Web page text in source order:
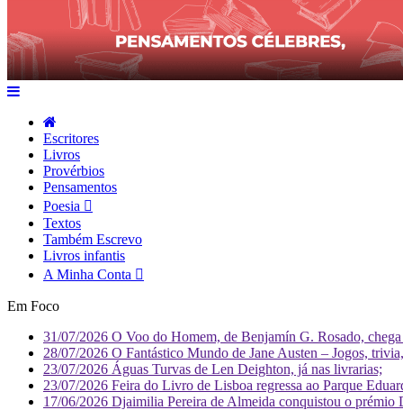
Escritores
Livros
Provérbios
Pensamentos
Poesia
Textos
Também Escrevo
Livros infantis
A Minha Conta
Em Foco
31/07/2026 O Voo do Homem, de Benjamín G. Rosado,
28/07/2026 O Fantástico Mundo de Jane Austen – Jogos,
23/07/2026 Águas Turvas de Len Deighton, já nas livrarias;
23/07/2026 Feira do Livro de Lisboa regressa ao Parque
17/06/2026 Djaimilia Pereira de Almeida conquistou o